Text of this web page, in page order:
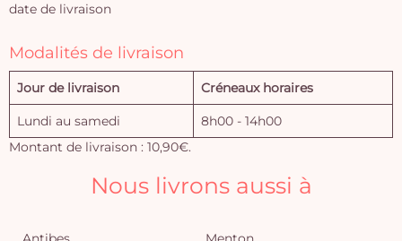
date de livraison
Modalités de livraison
Jour de livraison Créneaux horaires
Lundi au samedi
8h00 - 14h00
Montant de livraison : 10,90€.
Nous livrons aussi à